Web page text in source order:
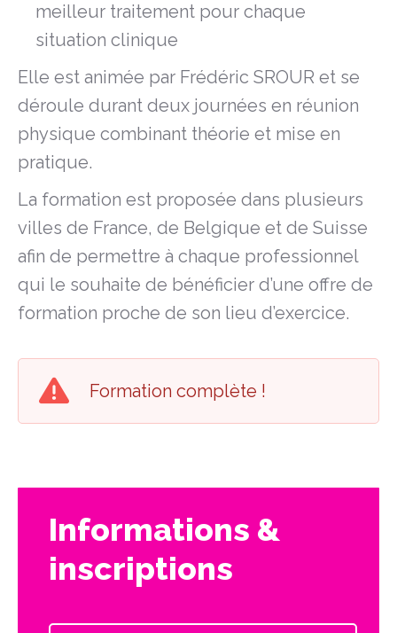
meilleur traitement pour chaque
situation clinique
Elle est animée par Frédéric SROUR et se
déroule durant deux journées en réunion
physique combinant théorie et mise en
pratique.
La formation est proposée dans plusieurs
villes de France, de Belgique et de Suisse
afin de permettre à chaque professionnel
qui le souhaite de bénéficier d’une offre de
formation proche de son lieu d’exercice.
Formation complète !
Informations &
inscriptions